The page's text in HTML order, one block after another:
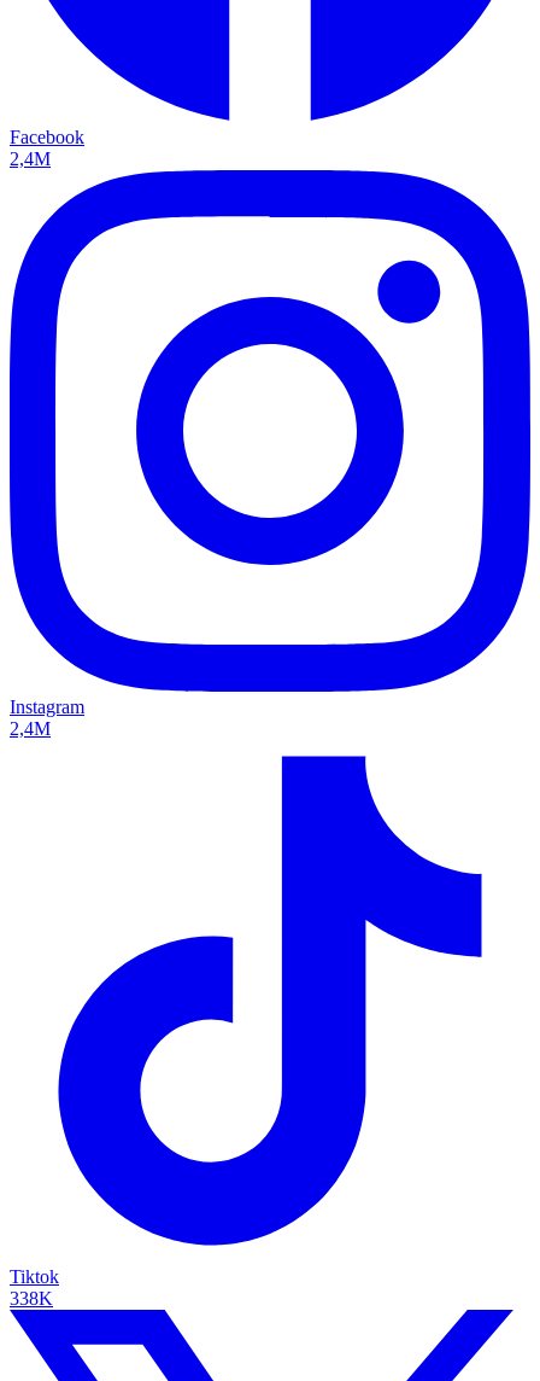
Facebook
2,4M
Instagram
2,4M
Tiktok
338K